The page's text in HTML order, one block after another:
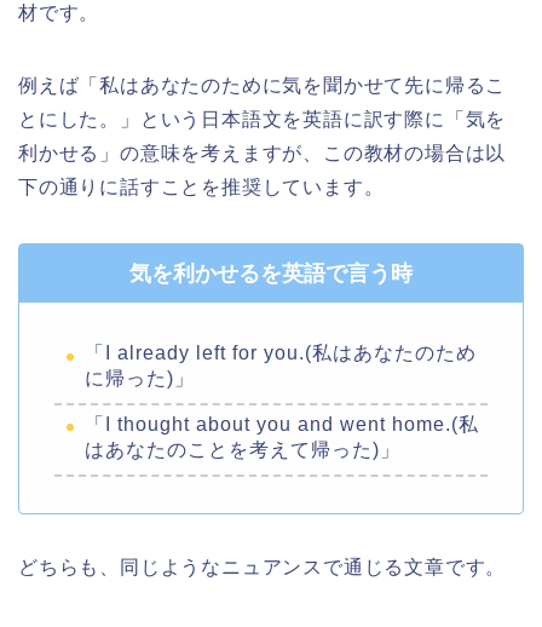
材です。
例えば「私はあなたのために気を聞かせて先に帰るこ
とにした。」という日本語文を英語に訳す際に「気を
利かせる」の意味を考えますが、この教材の場合は以
下の通りに話すことを推奨しています。
気を利かせるを英語で言う時
「I already left for you.(私はあなたのため
に帰った)」
「I thought about you and went home.(私
はあなたのことを考えて帰った)」
どちらも、同じようなニュアンスで通じる文章です。